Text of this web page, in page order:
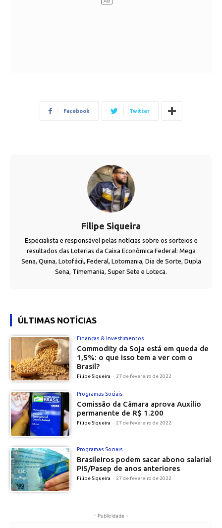
Facebook Twitter
Filipe Siqueira
Especialista e responsável pelas notícias sobre os sorteios e
resultados das Loterias da Caixa Econômica Federal: Mega
Sena, Quina, Lotofácil, Federal, Lotomania, Dia de Sorte, Dupla
Sena, Timemania, Super Sete e Loteca.
ÚLTIMAS NOTÍCIAS
Finanças & Investimentos
Commodity da Soja está em queda de
1,5%: o que isso tem a ver com o
Brasil?
Filipe Siqueira - 27 de fevereiro de 2022
Programas Sociais
Comissão da Câmara aprova Auxílio
permanente de R$ 1.200
Filipe Siqueira - 27 de fevereiro de 2022
Programas Sociais
Brasileiros podem sacar abono salarial
PIS/Pasep de anos anteriores
Filipe Siqueira - 27 de fevereiro de 2022
- Publicidade -